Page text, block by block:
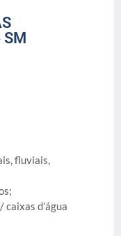
SM
fluviais,
d’água